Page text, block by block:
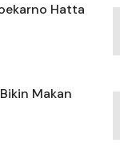
Hatta
Makan